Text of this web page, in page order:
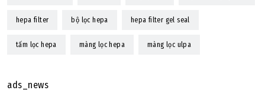
hepa filter bộ lọc hepa hepa filter gel seal
tấm lọc hepa màng lọc hepa màng lọc ulpa
ads_news